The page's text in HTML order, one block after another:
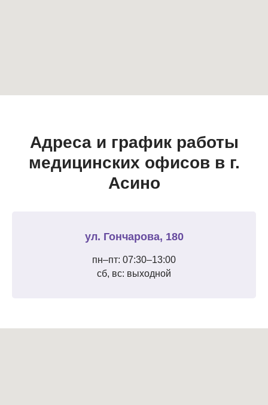
Адреса и график работы
медицинских офисов в г.
Асино
ул. Гончарова, 180
пн–пт: 07:30–13:00
сб, вс: выходной